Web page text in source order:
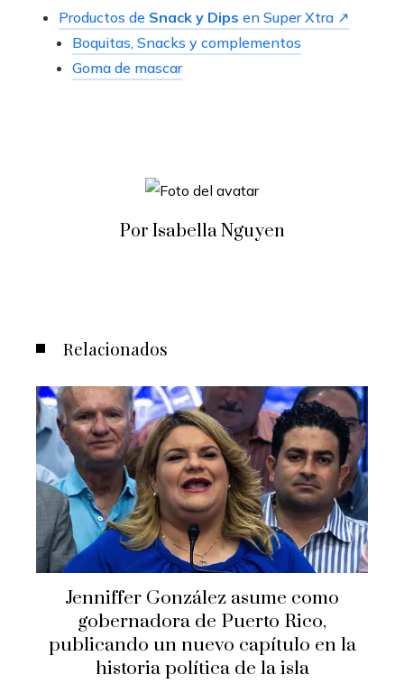
Productos de Snack y Dips en Super Xtra ↗
Boquitas, Snacks y complementos
Goma de mascar
Por Isabella Nguyen
Relacionados
Jenniffer González asume como
gobernadora de Puerto Rico,
publicando un nuevo capítulo en la
historia política de la isla